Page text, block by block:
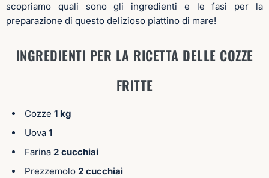
scopriamo quali sono gli ingredienti e le fasi per la
preparazione di questo delizioso piattino di mare!
INGREDIENTI PER LA RICETTA DELLE COZZE
FRITTE
Cozze 1 kg
Uova 1
Farina 2 cucchiai
Prezzemolo 2 cucchiai